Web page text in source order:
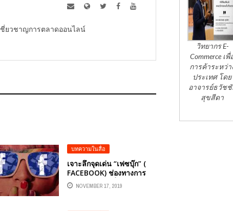
ยวชาญการตลาดออนไลน์
บทความในสื่อ
เจาะลึกจุดเด่น “เฟซบุ๊ก” (
FACEBOOK) ช่องทางการ
ตลาดออนไลน์ที่ทรงพลัง
NOVEMBER 17, 2019
วิทยากร E-
Commerce เพื่
การค้าระหว่า
ประเทศ โดย
อาจารย์ธวัช
สุขสีดา